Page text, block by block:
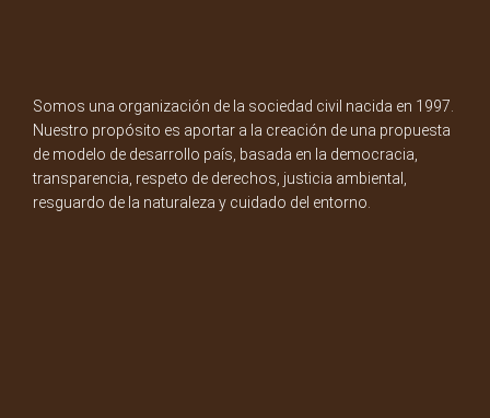
Somos una organización de la sociedad civil nacida en 1997.
Nuestro propósito es aportar a la creación de una propuesta
de modelo de desarrollo país, basada en la democracia,
transparencia, respeto de derechos, justicia ambiental,
resguardo de la naturaleza y cuidado del entorno.